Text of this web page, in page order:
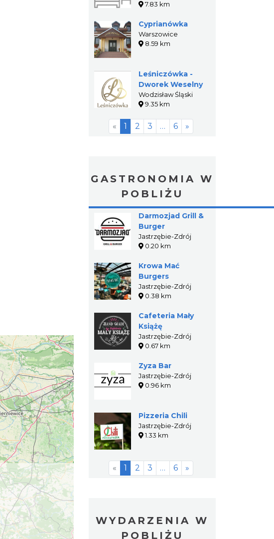
7.83 km
Cyprianówka
Warszowice
8.59 km
Leśniczówka -
Dworek Weselny
Wodzisław Śląski
9.35 km
« 1 2 3 … 6 »
GASTRONOMIA W
POBLIŻU
Darmozjad Grill &
Burger
Jastrzębie-Zdrój
0.20 km
Krowa Mać
Burgers
Jastrzębie-Zdrój
0.38 km
Cafeteria Mały
Książę
Jastrzębie-Zdrój
0.67 km
Zyza Bar
Jastrzębie-Zdrój
0.96 km
Pizzeria Chili
Jastrzębie-Zdrój
1.33 km
« 1 2 3 … 6 »
WYDARZENIA W
POBLIŻU